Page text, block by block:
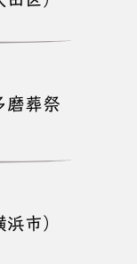
磨葬祭
市）